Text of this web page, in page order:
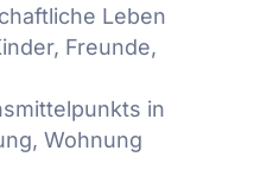
Leben
Freunde,
in
Wohnung